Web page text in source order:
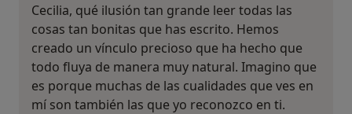
Cecilia, qué ilusión tan grande leer todas las
cosas tan bonitas que has escrito. Hemos
creado un vínculo precioso que ha hecho que
todo fluya de manera muy natural. Imagino que
es porque muchas de las cualidades que ves en
mí son también las que yo reconozco en ti.